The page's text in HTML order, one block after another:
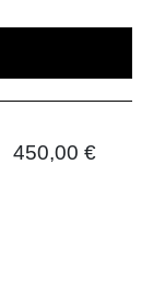
450,00 €